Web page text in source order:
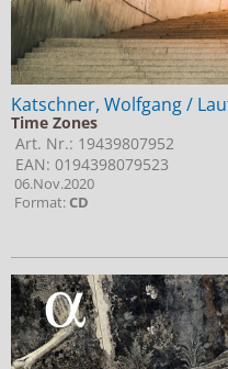
Katschner, Wolfgang /
Time Zones
Art. Nr.: 19439807952
EAN: 0194398079523
06.Nov.2020
Format:CD